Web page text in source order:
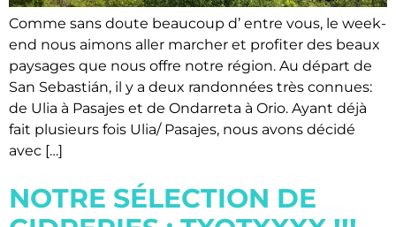
Comme sans doute beaucoup d’ entre vous, le week-
end nous aimons aller marcher et profiter des beaux
paysages que nous offre notre région. Au départ de
San Sebastián, il y a deux randonnées très connues:
de Ulia à Pasajes et de Ondarreta à Orio. Ayant déjà
fait plusieurs fois Ulia/ Pasajes, nous avons décidé
avec […]
NOTRE SÉLECTION DE